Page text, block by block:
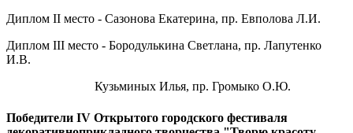
Диплом II место - Сазонова Екатерина, пр. Евполова Л.И.
Диплом III место - Бородулькина Светлана, пр. Лапутенко
И.В.
Кузьминых Илья, пр. Громыко О.Ю.
Победители IV Открытого городского фестиваля